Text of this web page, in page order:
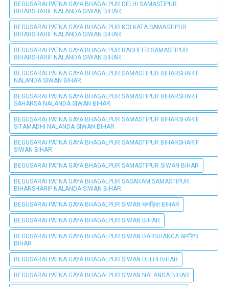
BEGUSARAI PATNA GAYA BHAGALPUR DELHI SAMASTIPUR
BIHARSHARIF NALANDA SIWAN BIHAR
BEGUSARAI PATNA GAYA BHAGALPUR KOLKATA SAMASTIPUR
BIHARSHARIF NALANDA SIWAN BIHAR
BEGUSARAI PATNA GAYA BHAGALPUR RAGHEER SAMASTIPUR
BIHARSHARIF NALANDA SIWAN BIHAR
BEGUSARAI PATNA GAYA BHAGALPUR SAMASTIPUR BIHARSHARIF
NALANDA SIWAN BIHAR
BEGUSARAI PATNA GAYA BHAGALPUR SAMASTIPUR BIHARSHARIF
SAHARSA NALANDA SIWAN BIHAR
BEGUSARAI PATNA GAYA BHAGALPUR SAMASTIPUR BIHARSHARIF
SITAMADHI NALANDA SIWAN BIHAR
BEGUSARAI PATNA GAYA BHAGALPUR SAMASTIPUR BIHARSHARIF
SIWAN BIHAR
BEGUSARAI PATNA GAYA BHAGALPUR SAMASTIPUR SIWAN BIHAR
BEGUSARAI PATNA GAYA BHAGALPUR SASARAM SAMASTIPUR
BIHARSHARIF NALANDA SIWAN BIHAR
BEGUSARAI PATNA GAYA BHAGALPUR SIWAN खगड़िया BIHAR
BEGUSARAI PATNA GAYA BHAGALPUR SIWAN BIHAR
BEGUSARAI PATNA GAYA BHAGALPUR SIWAN DARBHANGA खगड़िया
BIHAR
BEGUSARAI PATNA GAYA BHAGALPUR SIWAN DELHI BIHAR
BEGUSARAI PATNA GAYA BHAGALPUR SIWAN NALANDA BIHAR